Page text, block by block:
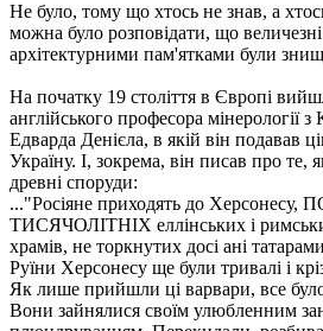
Не було, тому що хтось не знав, а
можна було розповідати, що величезні
архітектурними пам'ятками були
На початку 19 століття в Європі
англійського професора мінерології
Едварда Денієла, в якій він подавав
Україну. І, зокрема, він писав про
древні споруди:
..."Росіяне приходять до
ТИСЯЧОЛІТНІХ еллінських і
храмів, не торкнутих досі ані
Руїни Херсонесу ще були тривалі і
Як лише прийшли ці варвари, все
Вони зайнялися своїм улюбленним